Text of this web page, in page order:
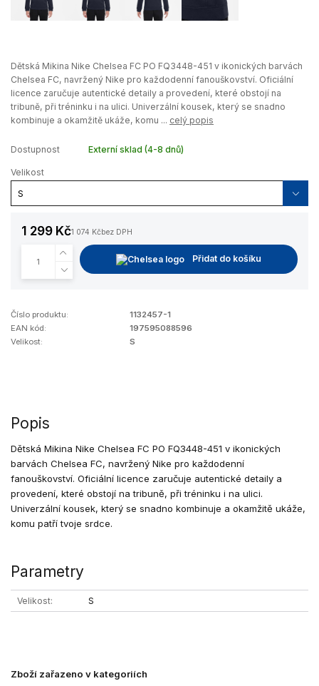
Dětská Mikina Nike Chelsea FC PO FQ3448-451 v ikonických barvách
Chelsea FC, navržený Nike pro každodenní fanouškovství. Oficiální
licence zaručuje autentické detaily a provedení, které obstojí na
tribuně, při tréninku i na ulici. Univerzální kousek, který se snadno
kombinuje a okamžitě ukáže, komu ... celý popis
Dostupnost Externí sklad (4-8 dnů)
Velikost
1 299 Kč1 074 Kčbez DPH
Přidat do košíku
Číslo produktu:
1132457-1
EAN kód:
197595088596
Velikost:
S
Popis
Dětská Mikina Nike Chelsea FC PO FQ3448-451 v ikonických
barvách Chelsea FC, navržený Nike pro každodenní
fanouškovství. Oficiální licence zaručuje autentické detaily a
provedení, které obstojí na tribuně, při tréninku i na ulici.
Univerzální kousek, který se snadno kombinuje a okamžitě ukáže,
komu patří tvoje srdce.
Parametry
Velikost S
Zboží zařazeno v kategoriích